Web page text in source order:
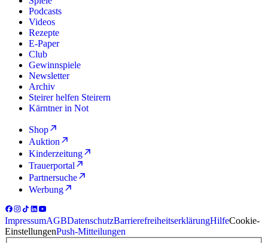
Podcasts
Videos
Rezepte
E-Paper
Club
Gewinnspiele
Newsletter
Archiv
Steirer helfen Steirern
Kärntner in Not
Shop
Auktion
Kinderzeitung
Trauerportal
Partnersuche
Werbung
ImpressumAGBDatenschutzBarrierefreiheitserklärungHilfeCookie-
EinstellungenPush-Mitteilungen